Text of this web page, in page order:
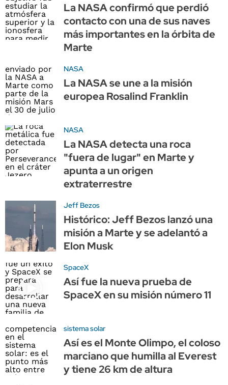
La NASA confirmó que perdió
contacto con una de sus naves
más importantes en la órbita de
Marte
NASA
La NASA se une a la misión
europea Rosalind Franklin
NASA
La NASA detecta una roca
"fuera de lugar" en Marte y
apunta a un origen
extraterrestre
Jeff Bezos
Histórico: Jeff Bezos lanzó una
misión a Marte y se adelantó a
Elon Musk
SpaceX
Así fue la nueva prueba de
SpaceX en su misión número 11
sistema solar
Así es el Monte Olimpo, el coloso
marciano que humilla al Everest
y tiene 26 km de altura